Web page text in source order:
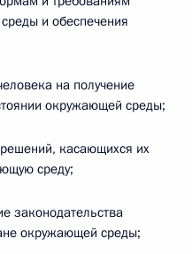
и обеспечения
на получение
окружающей среды;
касающихся их
среду;
законодательства
окружающей среды;